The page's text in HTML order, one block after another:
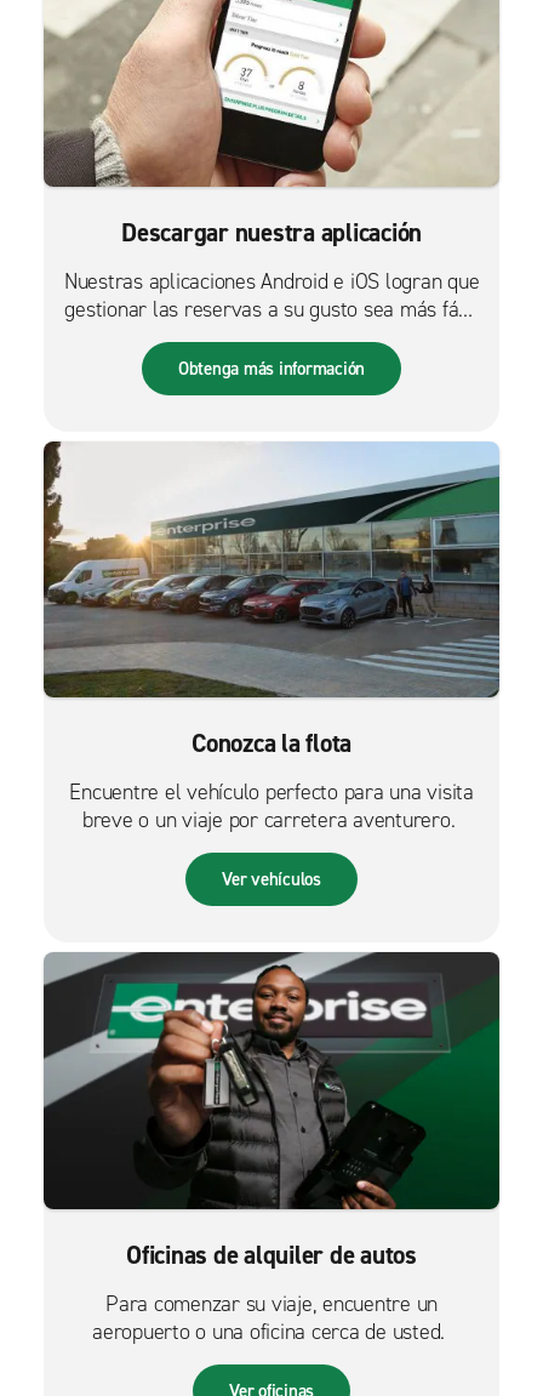
Descargar nuestra aplicación
Nuestras aplicaciones Android e iOS logran que
gestionar las reservas a su gusto sea más fácil
que nunca.
Obtenga más información
Conozca la flota
Encuentre el vehículo perfecto para una visita
breve o un viaje por carretera aventurero.
Ver vehículos
Oficinas de alquiler de autos
Para comenzar su viaje, encuentre un
aeropuerto o una oficina cerca de usted.
Ver oficinas